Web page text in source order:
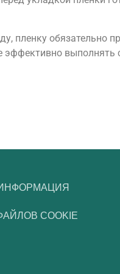
пленку обязательно
эффективно выполнять
COOKIE